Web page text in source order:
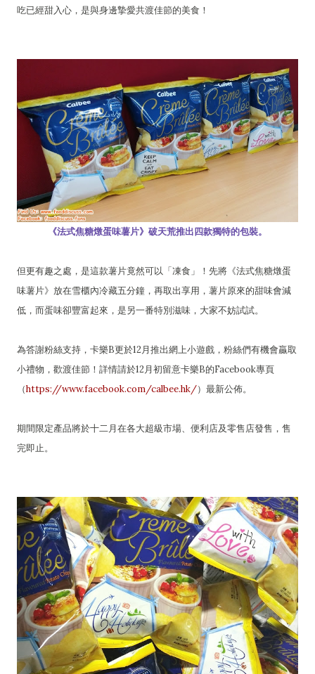
吃已經甜入心，是與身邊摯愛共渡佳節的美食！
《法式焦糖燉蛋味薯片》破天荒推出四款獨特的包裝。
但更有趣之處，是這款薯片竟然可以「凍食」！先將《法式焦糖燉蛋
味薯片》放在雪櫃內冷藏五分鐘，再取出享用，薯片原來的甜味會減
低，而蛋味卻豐富起來，是另一番特別滋味，大家不妨試試。
為答謝粉絲支持，卡樂B更於12月推出網上小遊戲，粉絲們有機會贏取
小禮物，歡渡佳節！詳情請於12月初留意卡樂B的Facebook專頁
（https://www.facebook.com/calbee.hk/）最新公佈。
期間限定產品將於十二月在各大超級市場、便利店及零售店發售，售
完即止。